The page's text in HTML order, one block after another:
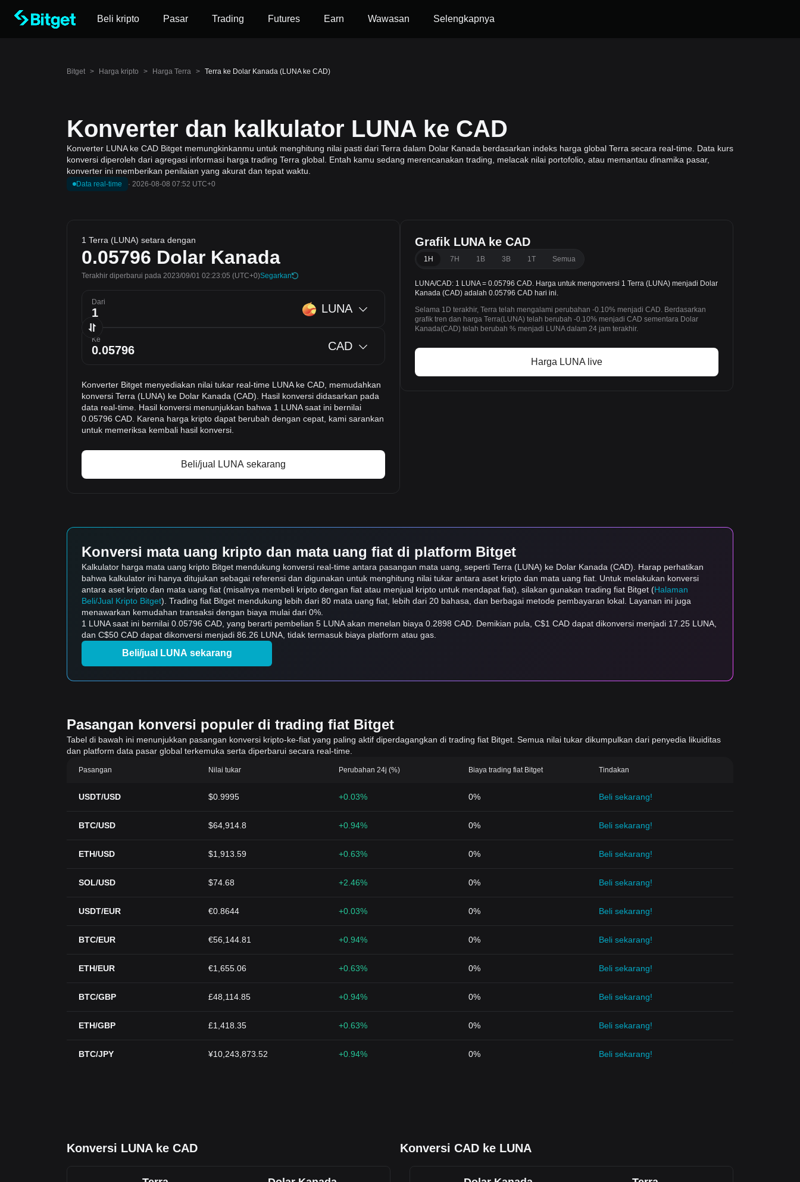
Beli kripto Pasar Trading Futures Earn Wawasan Selengkapnya
Bitget > Harga kripto > Harga Terra > Terra ke Dolar Kanada (LUNA ke CAD)
Konverter dan kalkulator LUNA ke CAD
Konverter LUNA ke CAD Bitget memungkinkanmu untuk menghitung nilai pasti dari Terra dalam Dolar Kanada berdasarkan indeks harga global Terra secara real-time. Data kurs
konversi diperoleh dari agregasi informasi harga trading Terra global. Entah kamu sedang merencanakan trading, melacak nilai portofolio, atau memantau dinamika pasar,
konverter ini memberikan penilaian yang akurat dan tepat waktu.
Data real-time · 2026-08-08 07:52 UTC+0
1 Terra (LUNA) setara dengan
0.05796 Dolar Kanada
Terakhir diperbarui pada 2023/09/01 02:23:05 (UTC+0)Segarkan
Dari LUNA
Ke CAD
Konverter Bitget menyediakan nilai tukar real-time LUNA ke CAD, memudahkan
konversi Terra (LUNA) ke Dolar Kanada (CAD). Hasil konversi didasarkan pada
data real-time. Hasil konversi menunjukkan bahwa 1 LUNA saat ini bernilai
0.05796 CAD. Karena harga kripto dapat berubah dengan cepat, kami sarankan
untuk memeriksa kembali hasil konversi.
Beli/jual LUNA sekarang
Grafik LUNA ke CAD
1H 7H 1B 3B 1T Semua
LUNA/CAD: 1 LUNA = 0.05796 CAD. Harga untuk mengonversi 1 Terra (LUNA) menjadi Dolar
Kanada (CAD) adalah 0.05796 CAD hari ini.
Selama 1D terakhir, Terra telah mengalami perubahan -0.10% menjadi CAD. Berdasarkan
grafik tren dan harga Terra(LUNA) telah berubah -0.10% menjadi CAD sementara Dolar
Kanada(CAD) telah berubah % menjadi LUNA dalam 24 jam terakhir.
Harga LUNA live
Konversi mata uang kripto dan mata uang fiat di platform Bitget
Kalkulator harga mata uang kripto Bitget mendukung konversi real-time antara pasangan mata uang, seperti Terra (LUNA) ke Dolar Kanada (CAD). Harap perhatikan
bahwa kalkulator ini hanya ditujukan sebagai referensi dan digunakan untuk menghitung nilai tukar antara aset kripto dan mata uang fiat. Untuk melakukan konversi
antara aset kripto dan mata uang fiat (misalnya membeli kripto dengan fiat atau menjual kripto untuk mendapat fiat), silakan gunakan trading fiat Bitget (Halaman
Beli/Jual Kripto Bitget). Trading fiat Bitget mendukung lebih dari 80 mata uang fiat, lebih dari 20 bahasa, dan berbagai metode pembayaran lokal. Layanan ini juga
menawarkan kemudahan transaksi dengan biaya mulai dari 0%.
1 LUNA saat ini bernilai 0.05796 CAD, yang berarti pembelian 5 LUNA akan menelan biaya 0.2898 CAD. Demikian pula, C$1 CAD dapat dikonversi menjadi 17.25 LUNA,
dan C$50 CAD dapat dikonversi menjadi 86.26 LUNA, tidak termasuk biaya platform atau gas.
Beli/jual LUNA sekarang
Pasangan konversi populer di trading fiat Bitget
Tabel di bawah ini menunjukkan pasangan konversi kripto-ke-fiat yang paling aktif diperdagangkan di trading fiat Bitget. Semua nilai tukar dikumpulkan dari penyedia likuiditas
dan platform data pasar global terkemuka serta diperbarui secara real-time.
Pasangan Nilai tukar Perubahan 24j (%) Biaya trading fiat Bitget Tindakan
USDT/USD $0.9995 +0.03% 0% Beli sekarang!
BTC/USD $64,914.8 +0.94% 0% Beli sekarang!
ETH/USD $1,913.59 +0.63% 0% Beli sekarang!
SOL/USD $74.68 +2.46% 0% Beli sekarang!
USDT/EUR €0.8644 +0.03% 0% Beli sekarang!
BTC/EUR €56,144.81 +0.94% 0% Beli sekarang!
ETH/EUR €1,655.06 +0.63% 0% Beli sekarang!
BTC/GBP £48,114.85 +0.94% 0% Beli sekarang!
ETH/GBP £1,418.35 +0.63% 0% Beli sekarang!
BTC/JPY ¥10,243,873.52 +0.94% 0% Beli sekarang!
Konversi LUNA ke CAD Konversi CAD ke LUNA